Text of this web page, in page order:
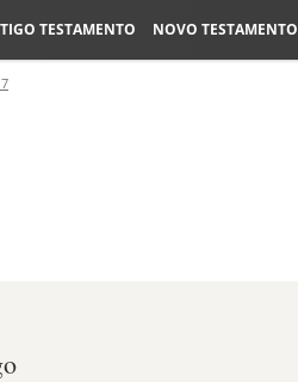
TESTAMENTO NOVO TESTAMENTO